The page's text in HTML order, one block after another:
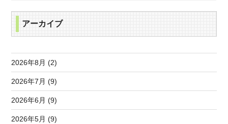
アーカイブ
2026年8月 (2)
2026年7月 (9)
2026年6月 (9)
2026年5月 (9)